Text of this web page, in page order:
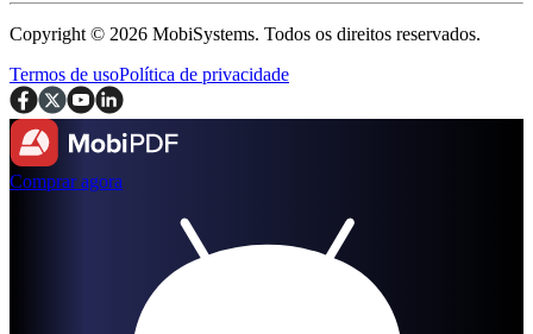
Copyright © 2026 MobiSystems. Todos os direitos reservados.
Termos de usoPolítica de privacidade
Comprar agora